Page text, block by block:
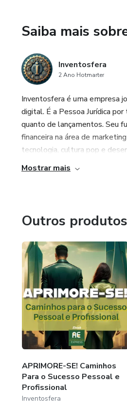
Saiba mais
Inventosfera
2 Ano Hotmarter
Inventosfera é uma empresa
digital. É a Pessoa Jurídica
quanto de lançamentos. Seu
financeira na área de
tecnologia, cultura pop e
Mostrar mais
Outros
APRIMORE-SE! Caminhos
Para o Sucesso Pessoal e
Profissional
Inventosfera